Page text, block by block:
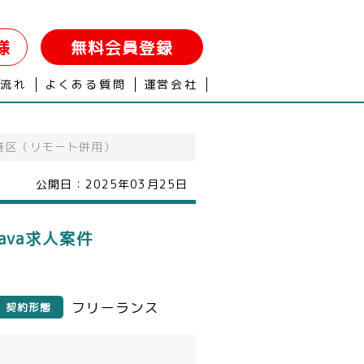
無料会員登録
れ よくある質問 運営会社
（リモート併用）
公開日： 2025年03月25日
求人案件
契約形態 フリーランス